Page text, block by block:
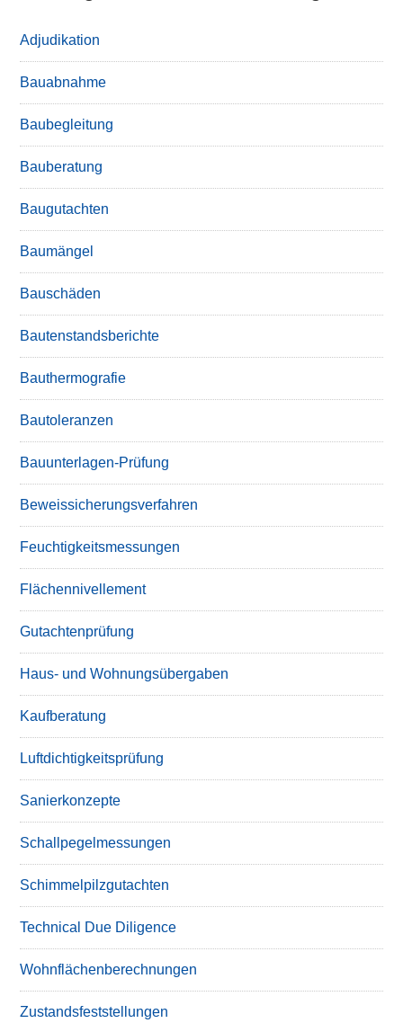
Adjudikation
Bauabnahme
Baubegleitung
Bauberatung
Baugutachten
Baumängel
Bauschäden
Bautenstandsberichte
Bauthermografie
Bautoleranzen
Bauunterlagen-Prüfung
Beweissicherungsverfahren
Feuchtigkeitsmessungen
Flächennivellement
Gutachtenprüfung
Haus- und Wohnungsübergaben
Kaufberatung
Luftdichtigkeitsprüfung
Sanierkonzepte
Schallpegelmessungen
Schimmelpilzgutachten
Technical Due Diligence
Wohnflächenberechnungen
Zustandsfeststellungen